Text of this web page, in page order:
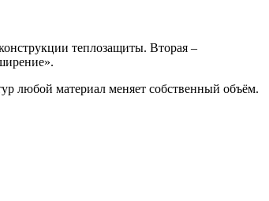
теплозащиты. Вторая –
любой материал меняет собственный объём.